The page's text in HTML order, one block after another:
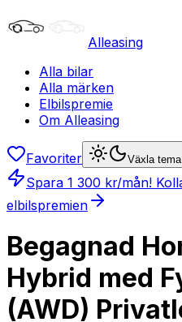
Alleasing
Alla bilar
Alla märken
Elbilspremie
Om Alleasing
Favoriter Växla tema
Spara 1 300 kr/mån!
elbilspremien
Begagnad
Hybrid med
(AWD)